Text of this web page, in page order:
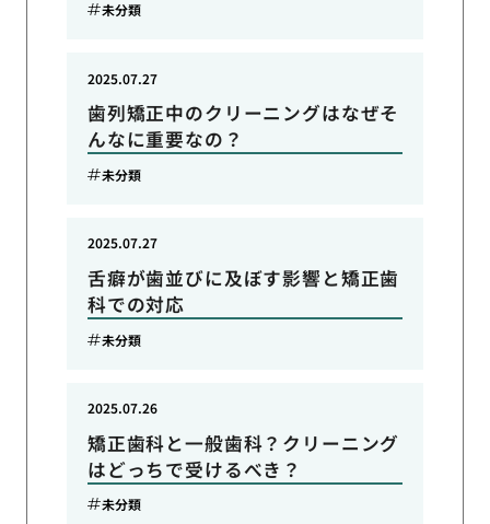
未分類
歯列矯正中のクリーニングはなぜそ
んなに重要なの？
2025.07.27
未分類
舌癖が歯並びに及ぼす影響と矯正歯
科での対応
2025.07.27
未分類
矯正歯科と一般歯科？クリーニング
はどっちで受けるべき？
2025.07.26
未分類